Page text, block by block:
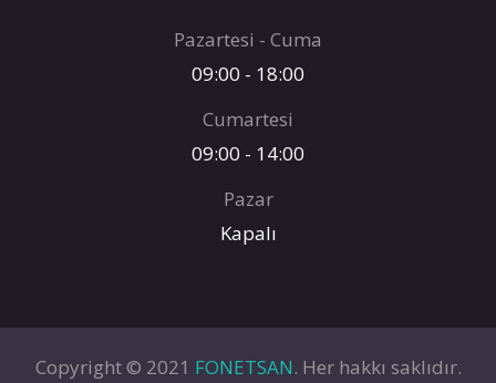
Pazartesi - Cuma
09:00 - 18:00
Cumartesi
09:00 - 14:00
Pazar
Kapalı
Copyright © 2021 FONETSAN. Her hakkı saklıdır.